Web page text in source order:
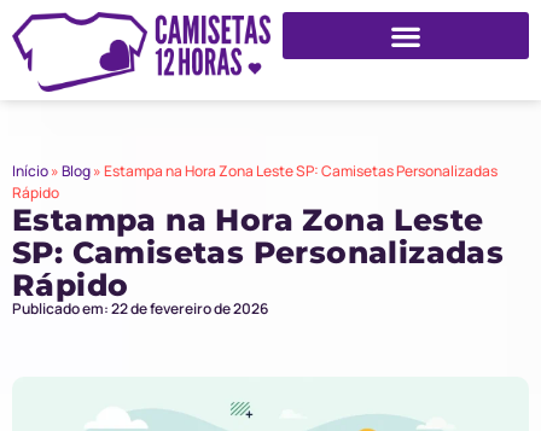
Início»Blog»Estampa na Hora Zona Leste SP: Camisetas Personalizadas
Rápido
Estampa na Hora Zona Leste
SP: Camisetas Personalizadas
Rápido
Publicado em: 22 de fevereiro de 2026